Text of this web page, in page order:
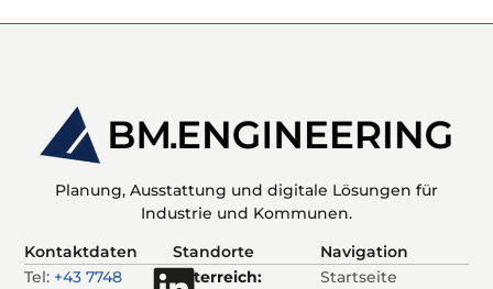
Planung, Ausstattung und digitale Lösungen für
Industrie und Kommunen.
Kontaktdaten
Tel: +43 7748
Standorte
Österreich:
Navigation
Startseite